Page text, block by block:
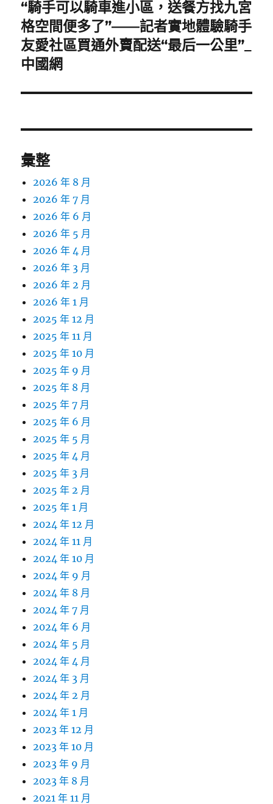
下
一
篇
文
章:
“騎手可以騎車進小區，送餐方找九宮
格空間便多了”——記者實地體驗騎手
友愛社區買通外賣配送“最后一公里”_
中國網
彙整
2026 年 8 月
2026 年 7 月
2026 年 6 月
2026 年 5 月
2026 年 4 月
2026 年 3 月
2026 年 2 月
2026 年 1 月
2025 年 12 月
2025 年 11 月
2025 年 10 月
2025 年 9 月
2025 年 8 月
2025 年 7 月
2025 年 6 月
2025 年 5 月
2025 年 4 月
2025 年 3 月
2025 年 2 月
2025 年 1 月
2024 年 12 月
2024 年 11 月
2024 年 10 月
2024 年 9 月
2024 年 8 月
2024 年 7 月
2024 年 6 月
2024 年 5 月
2024 年 4 月
2024 年 3 月
2024 年 2 月
2024 年 1 月
2023 年 12 月
2023 年 10 月
2023 年 9 月
2023 年 8 月
2021 年 11 月